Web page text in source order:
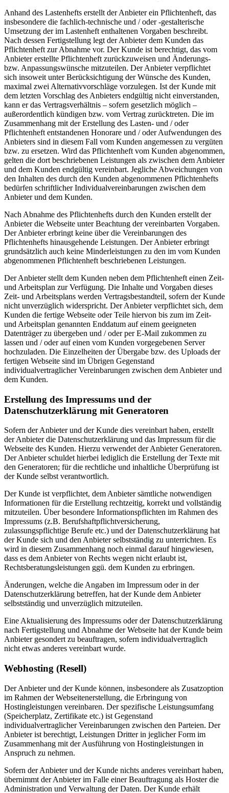
Anhand des Lastenhefts erstellt der Anbieter ein Pflichtenheft, das
insbesondere die fachlich-technische und / oder -gestalterische
Umsetzung der im Lastenheft enthaltenen Vorgaben beschreibt.
Nach dessen Fertigstellung legt der Anbieter dem Kunden das
Pflichtenheft zur Abnahme vor. Der Kunde ist berechtigt, das vom
Anbieter erstellte Pflichtenheft zurückzuweisen und Änderungs-
bzw. Anpassungswünsche mitzuteilen. Der Anbieter verpflichtet
sich insoweit unter Berücksichtigung der Wünsche des Kunden,
maximal zwei Alternativvorschläge vorzulegen. Ist der Kunde mit
dem letzten Vorschlag des Anbieters endgültig nicht einverstanden,
kann er das Vertragsverhältnis – sofern gesetzlich möglich –
außerordentlich kündigen bzw. vom Vertrag zurücktreten. Die im
Zusammenhang mit der Erstellung des Lasten- und / oder
Pflichtenheft entstandenen Honorare und / oder Aufwendungen des
Anbieters sind in diesem Fall vom Kunden angemessen zu vergüten
bzw. zu ersetzen. Wird das Pflichtenheft vom Kunden abgenommen,
gelten die dort beschriebenen Leistungen als zwischen dem Anbieter
und dem Kunden endgültig vereinbart. Jegliche Abweichungen von
den Inhalten des durch den Kunden abgenommenen Pflichtenhefts
bedürfen schriftlicher Individualvereinbarungen zwischen dem
Anbieter und dem Kunden.
Nach Abnahme des Pflichtenhefts durch den Kunden erstellt der
Anbieter die Webseite unter Beachtung der vereinbarten Vorgaben.
Der Anbieter erbringt keine über die Vereinbarungen des
Pflichtenhefts hinausgehende Leistungen. Der Anbieter erbringt
grundsätzlich auch keine Minderleistungen zu den im vom Kunden
abgenommenen Pflichtenheft beschriebenen Leistungen.
Der Anbieter stellt dem Kunden neben dem Pflichtenheft einen Zeit-
und Arbeitsplan zur Verfügung. Die Inhalte und Vorgaben dieses
Zeit- und Arbeitsplans werden Vertragsbestandteil, sofern der Kunde
nicht unverzüglich widerspricht. Der Anbieter verpflichtet sich, dem
Kunden die fertige Webseite oder Teile hiervon bis zum im Zeit-
und Arbeitsplan genannten Enddatum auf einem geeigneten
Datenträger zu übergeben und / oder per E-Mail zukommen zu
lassen und / oder auf einen vom Kunden vorgegebenen Server
hochzuladen. Die Einzelheiten der Übergabe bzw. des Uploads der
fertigen Webseite sind im Übrigen Gegenstand
individualvertraglicher Vereinbarungen zwischen dem Anbieter und
dem Kunden.
Erstellung des Impressums und der
Datenschutzerklärung mit Generatoren
Sofern der Anbieter und der Kunde dies vereinbart haben, erstellt
der Anbieter die Datenschutzerklärung und das Impressum für die
Webseite des Kunden. Hierzu verwendet der Anbieter Generatoren.
Der Anbieter schuldet hierbei lediglich die Erstellung der Texte mit
den Generatoren; für die rechtliche und inhaltliche Überprüfung ist
der Kunde selbst verantwortlich.
Der Kunde ist verpflichtet, dem Anbieter sämtliche notwendigen
Informationen für die Erstellung rechtzeitig, korrekt und vollständig
mitzuteilen. Über besondere Informationspflichten im Rahmen des
Impressums (z.B. Berufshaftpflichtversicherung,
zulassungspflichtige Berufe etc.) und der Datenschutzerklärung hat
der Kunde sich und den Anbieter selbstständig zu unterrichten. Es
wird in diesem Zusammenhang noch einmal darauf hingewiesen,
dass es dem Anbieter von Rechts wegen nicht erlaubt ist,
Rechtsberatungsleistungen ggü. dem Kunden zu erbringen.
Änderungen, welche die Angaben im Impressum oder in der
Datenschutzerklärung betreffen, hat der Kunde dem Anbieter
selbstständig und unverzüglich mitzuteilen.
Eine Aktualisierung des Impressums oder der Datenschutzerklärung
nach Fertigstellung und Abnahme der Webseite hat der Kunde beim
Anbieter gesondert zu beauftragen, sofern individualvertraglich
nicht etwas anderes vereinbart wurde.
Webhosting (Resell)
Der Anbieter und der Kunde können, insbesondere als Zusatzoption
im Rahmen der Webseitenerstellung, die Erbringung von
Hostingleistungen vereinbaren. Der spezifische Leistungsumfang
(Speicherplatz, Zertifikate etc.) ist Gegenstand
individualvertraglicher Vereinbarungen zwischen den Parteien. Der
Anbieter ist berechtigt, Leistungen Dritter in jeglicher Form im
Zusammenhang mit der Ausführung von Hostingleistungen in
Anspruch zu nehmen.
Sofern der Anbieter und der Kunde nichts anderes vereinbart haben,
übernimmt der Anbieter im Falle einer Beauftragung als Hoster die
Administration und Verwaltung der Daten. Der Kunde erhält